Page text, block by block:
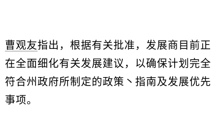
曹观友指出，根据有关批准，发展商目前正
在全面细化有关发展建议，以确保计划完全
符合州政府所制定的政策丶指南及发展优先
事项。